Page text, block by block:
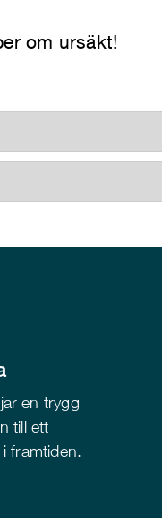
om ursäkt!
en trygg
till ett
framtiden.